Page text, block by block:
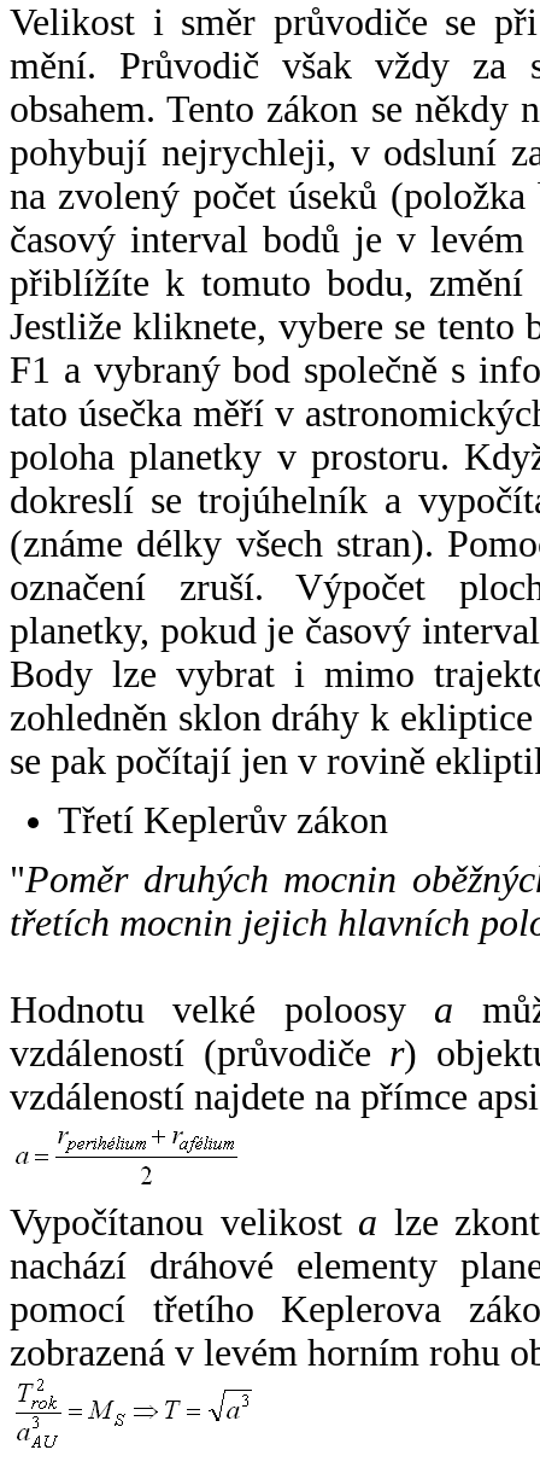
Velikost i směr průvodiče se
mění. Průvodič však vždy za
obsahem. Tento zákon se někdy
pohybují nejrychleji, v odsluní
na zvolený počet úseků
časový interval bodů je v
přiblížíte k tomuto bodu,
Jestliže kliknete, vybere se tento
F1 a vybraný bod společně s
tato úsečka měří v
poloha planetky v prostoru.
dokreslí se trojúhelník a
(známe délky všech stran).
označení zruší. Výpočet
planetky, pokud je časový
Body lze vybrat i mimo
zohledněn sklon dráhy k
se pak počítají jen v rovině
Třetí Keplerův zákon
"Poměr druhých mocnin
třetích mocnin jejich hlavních
Hodnotu velké poloosy a
vzdáleností (průvodiče r)
vzdáleností najdete na přímce
Vypočítanou velikost a lze
nachází dráhové elementy
pomocí třetího Keplerova
zobrazená v levém horním rohu